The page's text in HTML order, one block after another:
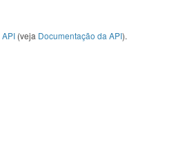
API (veja Documentação da API).